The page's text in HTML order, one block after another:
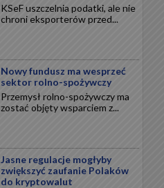
KSeF uszczelnia podatki, ale nie
chroni eksporterów przed...
Nowy fundusz ma wesprzeć
sektor rolno-spożywczy
Przemysł rolno-spożywczy ma
zostać objęty wsparciem z...
Jasne regulacje mogłyby
zwiększyć zaufanie Polaków
do kryptowalut